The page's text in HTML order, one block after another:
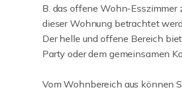
B. das offene Wohn-Esszimmer
dieser Wohnung betrachtet
Der helle und offene Bereich
Party oder dem gemeinsamen
Vom Wohnbereich aus können